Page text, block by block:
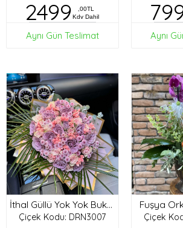
2499
,00TL
Kdv Dahil
Aynı Gün Teslimat Aynı
İthal Güllü Yok Yok Buket
Çiçek Kodu: DRN3007
Fuşya
Çiçek